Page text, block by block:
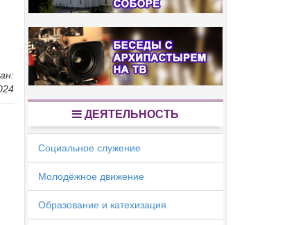
ДЕЯТЕЛЬНОСТЬ
Социальное служение
Молодёжное движение
Образование и катехизация